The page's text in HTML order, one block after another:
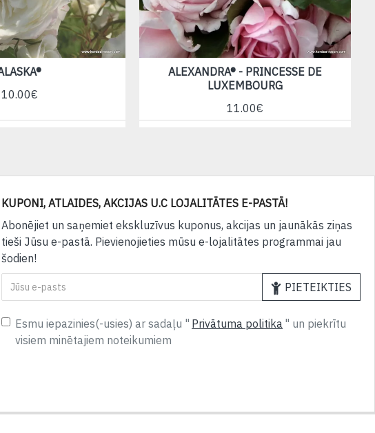
10.00€
ALEXANDRA® - PRINCESSE DE
LUXEMBOURG
11.00€
KUPONI, ATLAIDES, AKCIJAS U.C LOJALITĀTES E-PASTĀ!
Abonējiet un saņemiet ekskluzīvus kuponus, akcijas un jaunākās ziņas
tieši Jūsu e-pastā. Pievienojieties mūsu e-lojalitātes programmai jau
šodien!
PIETEIKTIES
Esmu iepazinies(-usies) ar sadaļu " Privātuma politika " un piekrītu
visiem minētajiem noteikumiem